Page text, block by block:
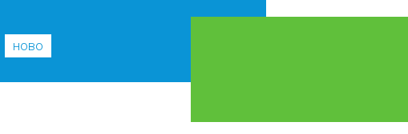
ново